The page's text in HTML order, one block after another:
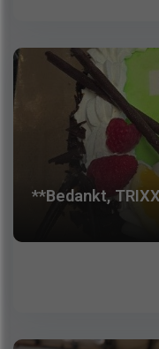
**Bedankt,